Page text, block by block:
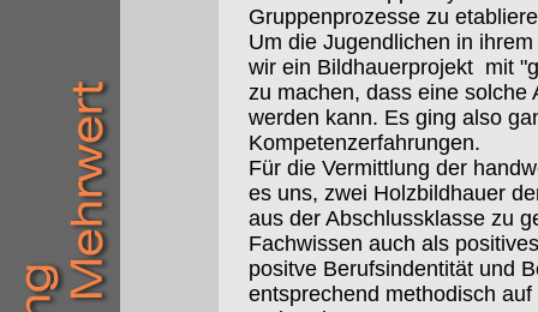
Gruppenprozesse zu
Um die Jugendlichen in
wir ein Bildhauerprojekt mit
zu machen, dass eine solche
werden kann. Es ging also
Kompetenzerfahrungen.
Für die Vermittlung der
es uns, zwei Holzbildhauer
aus der Abschlussklasse zu
Fachwissen auch als
positve Berufsindentität und
entsprechend methodisch